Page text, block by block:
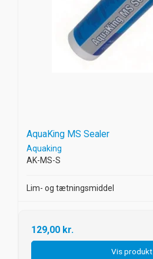
AquaKing MS Sealer
Aquaking
AK-MS-S
Lim- og tætningsmiddel
129,00 kr.
Vis produkt